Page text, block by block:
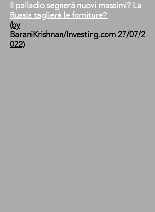
Il palladio segnerà nuovi massimi? La
Russia taglierà le forniture?
(by
BaraniKrishnan/Investing.com 27/07/2
022)